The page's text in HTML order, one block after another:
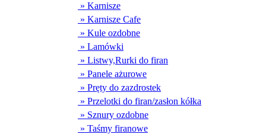
» Karnisze
» Karnisze Cafe
» Kule ozdobne
» Lamówki
» Listwy,Rurki do firan
» Panele ażurowe
» Pręty do zazdrostek
» Przelotki do firan/zasłon kółka
» Sznury ozdobne
» Taśmy firanowe